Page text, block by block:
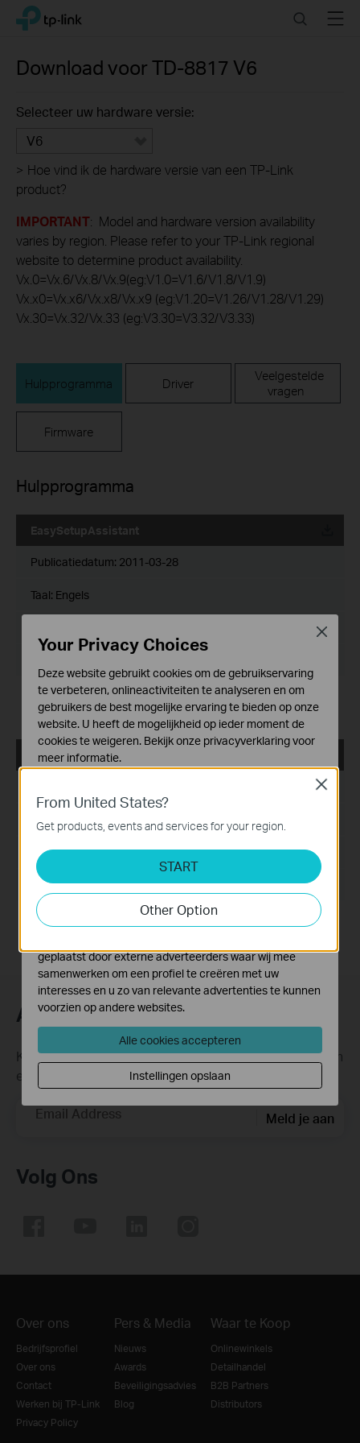
Click
navigation
TP-Link, Reliably Smart SearchMenu
Download voorTD-8817 V6
Selecteer uw hardware versie:
V6
> Hoe vind ik de hardware versie van een TP-Link
product?
IMPORTANT: Model and hardware version availability
varies by region. Please refer to your TP-Link regional
website to determine product availability.
Vx.0=Vx.6/Vx.8/Vx.9(eg:V1.0=V1.6/V1.8/V1.9)
Vx.x0=Vx.x6/Vx.x8/Vx.x9 (eg:V1.20=V1.26/V1.28/V1.29)
Vx.30=Vx.32/Vx.33 (eg:V3.30=V3.32/V3.33)
Hulpprogramma Driver
Veelgestelde
vragen
Firmware
Hulpprogramma
EasySetupAssistant
Publicatiedatum: 2011-03-28
Taal: Engels
Notes:
For TD-8817 V6
EasySetupAssistant
Taal: Engels
Bestandsgrootte:9.380 MB
Besturingssysteem: Windows 2000/XP/2003/Vista/7
Abonneer
Krijg updates over nieuwe producten, samenwerkingen
en ander interessant nieuws
Email Address Meld je aan
Volg Ons
Over ons
Bedrijfsprofiel
Over ons
Contact
Werken bij TP-Link
Privacy Policy
Pers & Media
Nieuws
Awards
Beveiligingsadvies
Blog
Waar te Koop
Onlinewinkels
Detailhandel
B2B Partners
Distributors
From United States?
Get products, events and services for your region.
START
Other Option
Close
Your Privacy Choices
Deze website gebruikt cookies om de gebruikservaring
te verbeteren, onlineactiviteiten te analyseren en om
gebruikers de best mogelijke ervaring te bieden op onze
website. U heeft de mogelijkheid op ieder moment de
cookies te weigeren. Bekijk onze privacyverklaringvoor
meer informatie.
Deze cookies zijn noodzakelijk voor de werking van de
website en kunnen niet worden uitgeschakeld.
Analyse en Marketing Cookies
Cookies voor analyse geven ons de mogelijkheid uw
activiteiten op onze website te volgen en zo de
functionaliteit van de website aan te passen en te
verbeteren.
geplaatst door externe adverteerders waar wij mee
samenwerken om een profiel te creëren met uw
interesses en u zo van relevante advertenties te kunnen
voorzien op andere websites.
Alle cookies accepteren
Instellingen opslaan
Close